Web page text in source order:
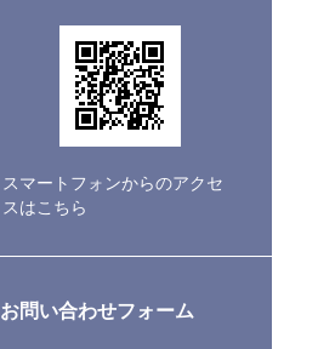
スマートフォンからのアクセ
スはこちら
お問い合わせフォーム